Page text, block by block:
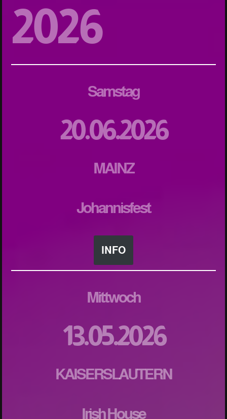
2026
Samstag
20.06.2026
MAINZ
Johannisfest
INFO
Mittwoch
13.05.2026
KAISERSLAUTERN
Irish House